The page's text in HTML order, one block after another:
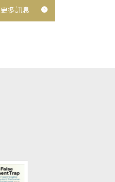
更多訊息